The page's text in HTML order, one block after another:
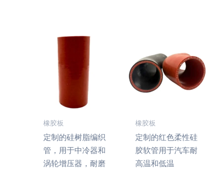
橡胶板
定制的硅树脂编织
管，用于中冷器和
涡轮增压器，耐磨
橡胶板
定制的红色柔性硅
胶软管用于汽车耐
高温和低温